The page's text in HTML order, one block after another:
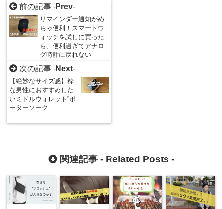
前の記事 -Prev-
リマインダー通知がめ
ちゃ便利！スマートウ
ォッチを試しに買った
ら、便利過ぎてアナロ
グ時計に戻れない
次の記事 -Next-
【絶妙なサイズ感】粋
な男性におすすめした
いミドルウォレット”ポ
ーターソーク”
関連記事 - Related Posts -